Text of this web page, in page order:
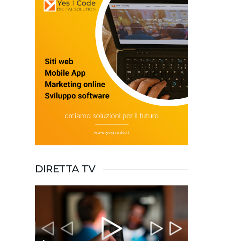
DIRETTA TV